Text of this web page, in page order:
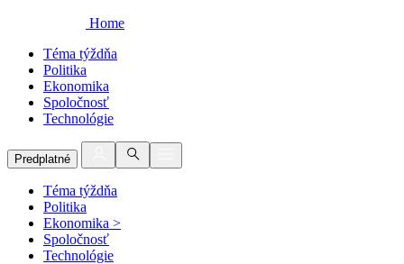
Home
Téma týždňa
Politika
Ekonomika
Spoločnosť
Technológie
Predplatné
Téma týždňa
Politika
Ekonomika >
Spoločnosť
Technológie